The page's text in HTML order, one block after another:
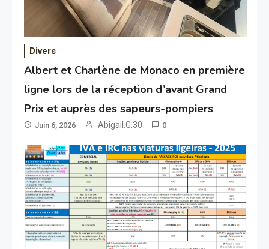
Divers
Albert et Charlène de Monaco en première
ligne lors de la réception d’avant Grand
Prix et auprès des sapeurs-pompiers
Juin 6, 2026 Abigail.G.30 0